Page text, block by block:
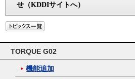
せ（KDDIサイトへ）
TORQUE G02
機能追加